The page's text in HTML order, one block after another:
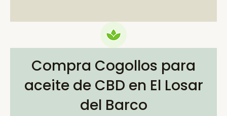
Compra Cogollos para
aceite de CBD en El Losar
del Barco